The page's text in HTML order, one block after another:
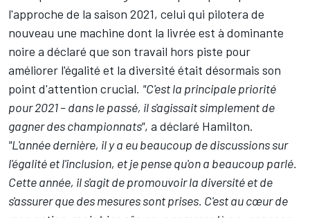
l'approche de la saison 2021, celui qui pilotera de
nouveau une machine dont la livrée est à dominante
noire a déclaré que son travail hors piste pour
améliorer l'égalité et la diversité était désormais son
point d'attention crucial. "C'est la principale priorité
pour 2021 – dans le passé, il s'agissait simplement de
gagner des championnats", a déclaré Hamilton.
"L'année dernière, il y a eu beaucoup de discussions sur
l'égalité et l'inclusion, et je pense qu'on a beaucoup parlé.
Cette année, il s'agit de promouvoir la diversité et de
s'assurer que des mesures sont prises. C'est au cœur de